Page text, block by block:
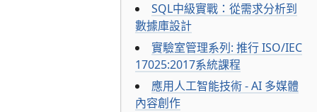
SQL中級實戰：從需求分析到
數據庫設計
實驗室管理系列: 推行 ISO/IEC
17025:2017系統課程
應用人工智能技術 - AI 多媒體
內容創作